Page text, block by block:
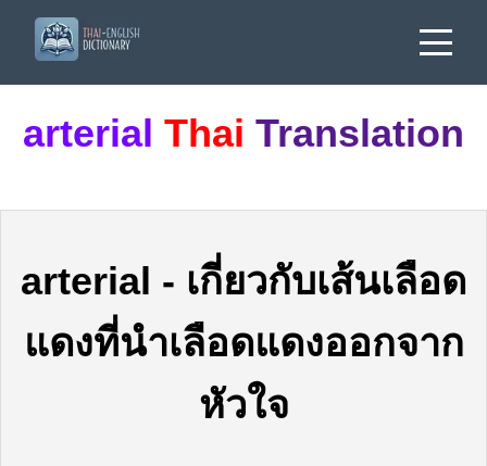
arterial Thai Translation
arterial - เกี่ยวกับเส้นเลือด
แดงที่นำเลือดแดงออกจาก
หัวใจ